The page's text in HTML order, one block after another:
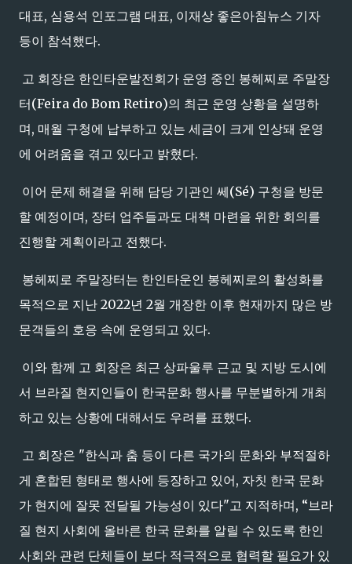
대표, 심용석 인포그램 대표, 이재상 좋은아침뉴스 기자
등이 참석했다.
고 회장은 한인타운발전회가 운영 중인 봉헤찌로 주말장
터(Feira do Bom Retiro)의 최근 운영 상황을 설명하
며, 매월 구청에 납부하고 있는 세금이 크게 인상돼 운영
에 어려움을 겪고 있다고 밝혔다.
이어 문제 해결을 위해 담당 기관인 쎄(Sé) 구청을 방문
할 예정이며, 장터 업주들과도 대책 마련을 위한 회의를
진행할 계획이라고 전했다.
봉헤찌로 주말장터는 한인타운인 봉헤찌로의 활성화를
목적으로 지난 2022년 2월 개장한 이후 현재까지 많은 방
문객들의 호응 속에 운영되고 있다.
이와 함께 고 회장은 최근 상파울루 근교 및 지방 도시에
서 브라질 현지인들이 한국문화 행사를 무분별하게 개최
하고 있는 상황에 대해서도 우려를 표했다.
고 회장은 "한식과 춤 등이 다른 국가의 문화와 부적절하
게 혼합된 형태로 행사에 등장하고 있어, 자칫 한국 문화
가 현지에 잘못 전달될 가능성이 있다"고 지적하며, “브라
질 현지 사회에 올바른 한국 문화를 알릴 수 있도록 한인
사회와 관련 단체들이 보다 적극적으로 협력할 필요가 있